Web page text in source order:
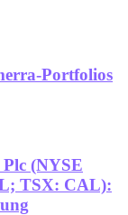
Portfolios
(NYSE
TSX: CAL):